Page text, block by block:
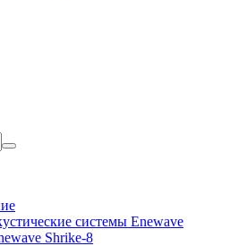
системы Enewave
Shrike-8